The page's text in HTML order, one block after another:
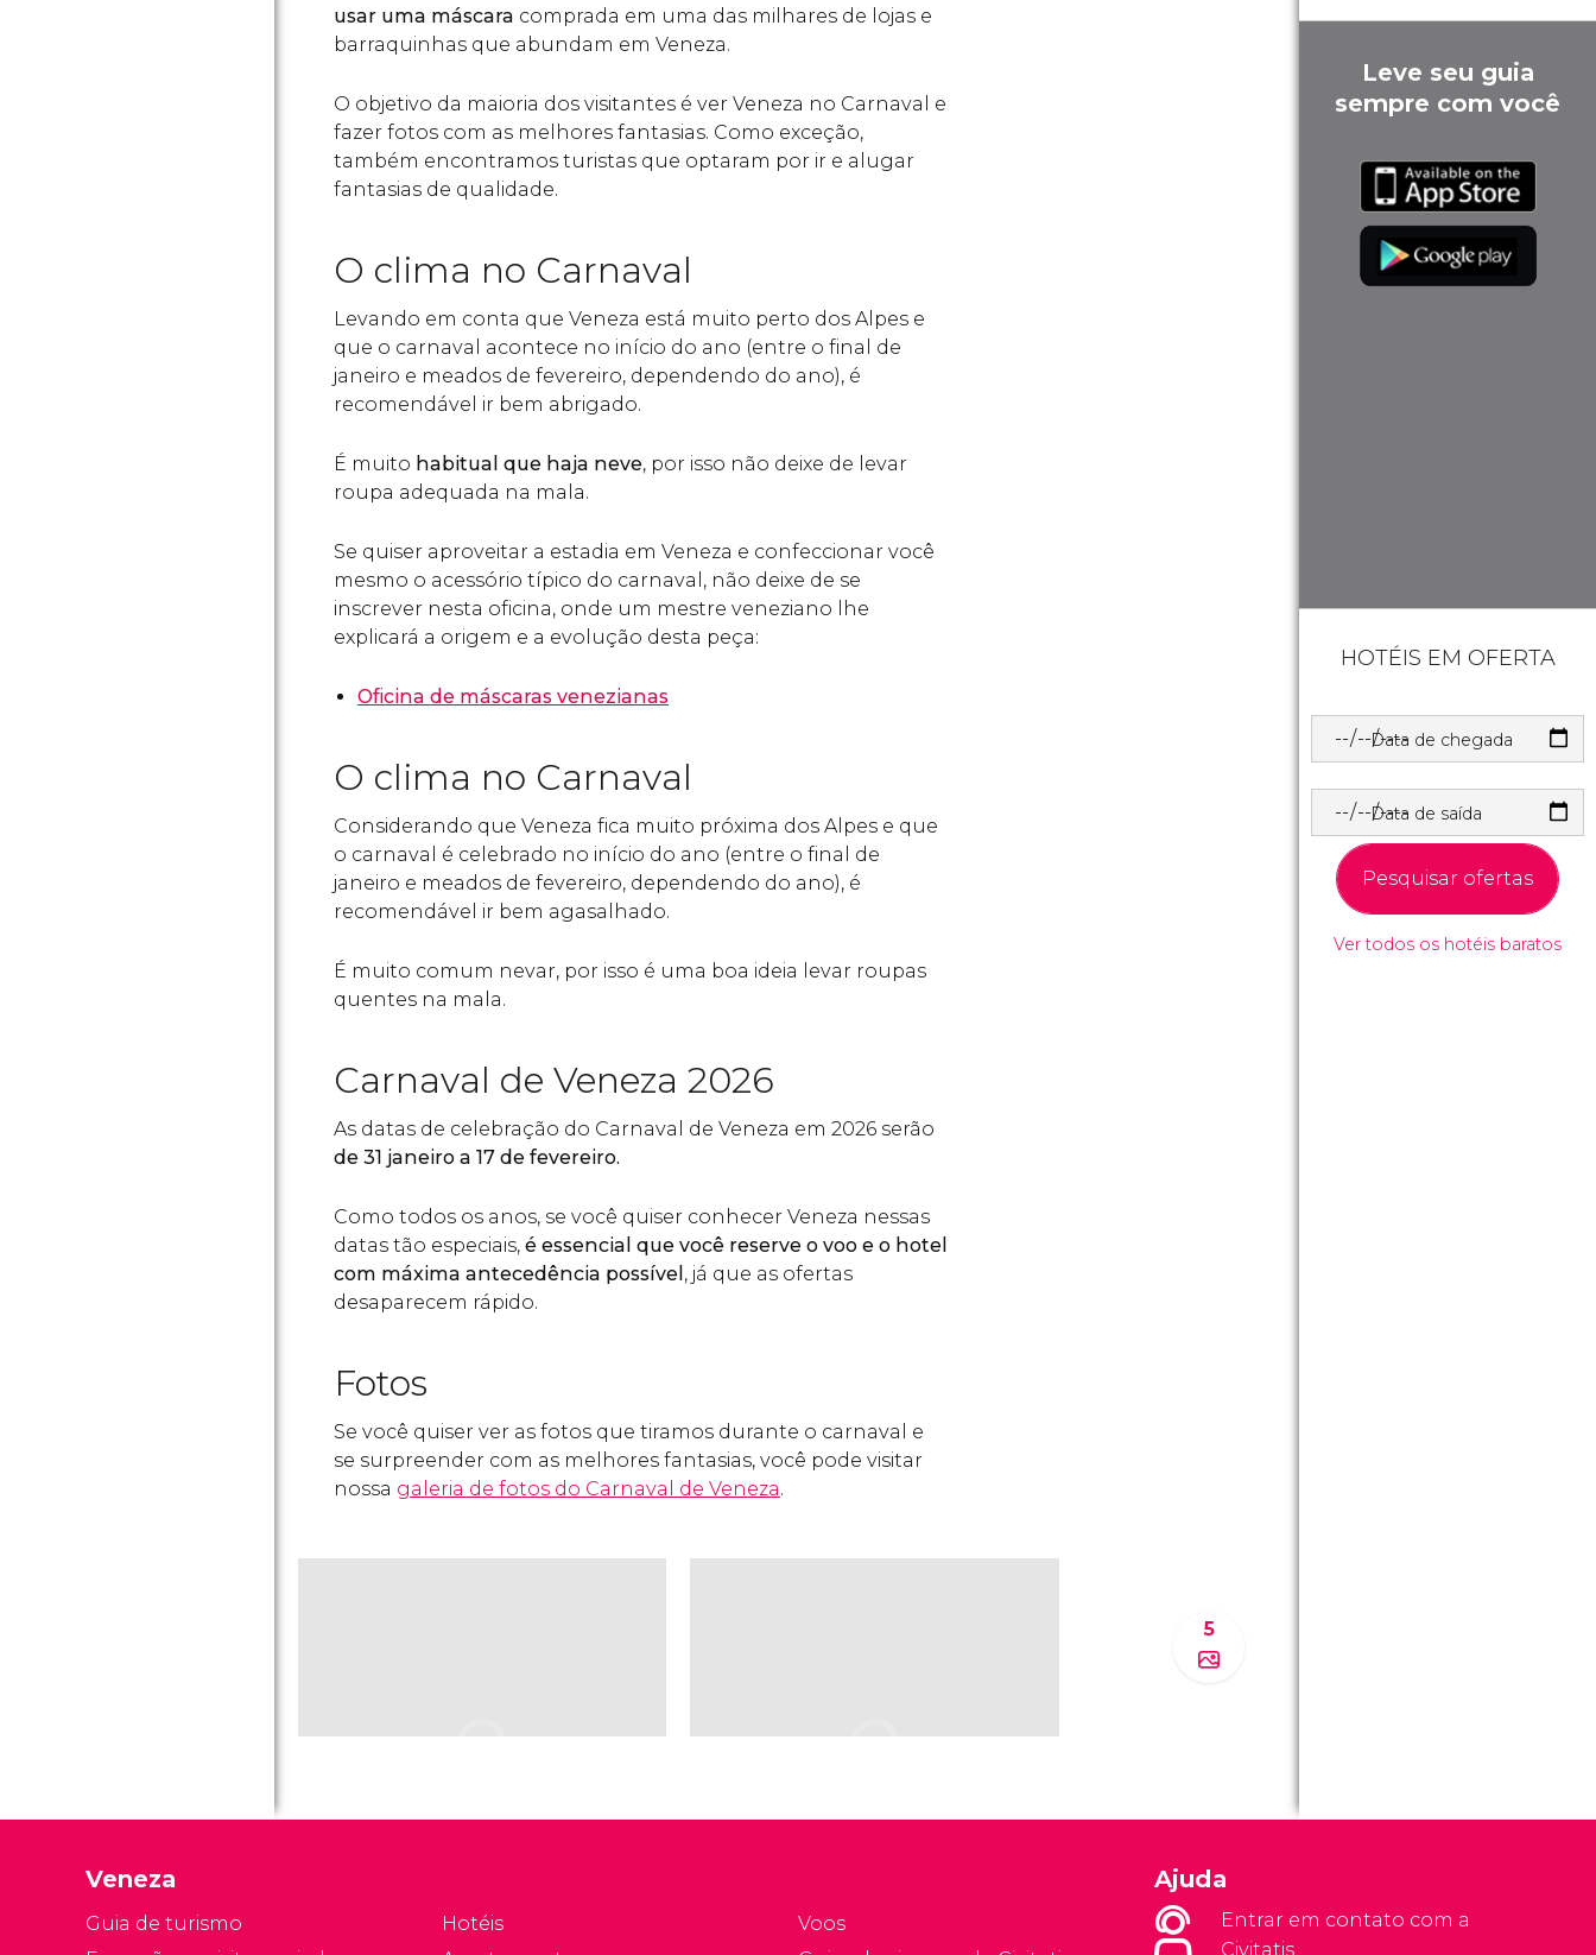
usar uma máscara comprada em uma das milhares de lojas e
barraquinhas que abundam em Veneza.
O objetivo da maioria dos visitantes é ver Veneza no Carnaval e
fazer fotos com as melhores fantasias. Como exceção,
também encontramos turistas que optaram por ir e alugar
fantasias de qualidade.
O clima no Carnaval
Levando em conta que Veneza está muito perto dos Alpes e
que o carnaval acontece no início do ano (entre o final de
janeiro e meados de fevereiro, dependendo do ano), é
recomendável ir bem abrigado.
É muito habitual que haja neve, por isso não deixe de levar
roupa adequada na mala.
Se quiser aproveitar a estadia em Veneza e confeccionar você
mesmo o acessório típico do carnaval, não deixe de se
inscrever nesta oficina, onde um mestre veneziano lhe
explicará a origem e a evolução desta peça:
Oficina de máscaras venezianas
O clima no Carnaval
Considerando que Veneza fica muito próxima dos Alpes e que
o carnaval é celebrado no início do ano (entre o final de
janeiro e meados de fevereiro, dependendo do ano), é
recomendável ir bem agasalhado.
É muito comum nevar, por isso é uma boa ideia levar roupas
quentes na mala.
Carnaval de Veneza 2026
As datas de celebração do Carnaval de Veneza em 2026 serão
de 31 janeiro a 17 de fevereiro.
Como todos os anos, se você quiser conhecer Veneza nessas
datas tão especiais, é essencial que você reserve o voo e o hotel
com máxima antecedência possível , já que as ofertas
desaparecem rápido.
Fotos
Se você quiser ver as fotos que tiramos durante o carnaval e
se surpreender com as melhores fantasias, você pode visitar
nossa galeria de fotos do Carnaval de Veneza.
5
Leve seu guia
sempre com você
HOTÉIS EM OFERTA
Data de chegada
Data de saída
Pesquisar ofertas
Ver todos os hotéis baratos
Veneza
Guia de turismo
Hotéis
Voos
Ajuda
Entrar em contato com a
Civitatis